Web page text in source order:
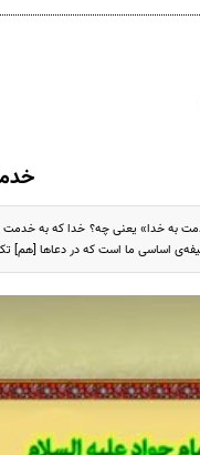
به خدا» یعنی چه؟ خدا که به
اساسی ما است که در دعاها [هم]